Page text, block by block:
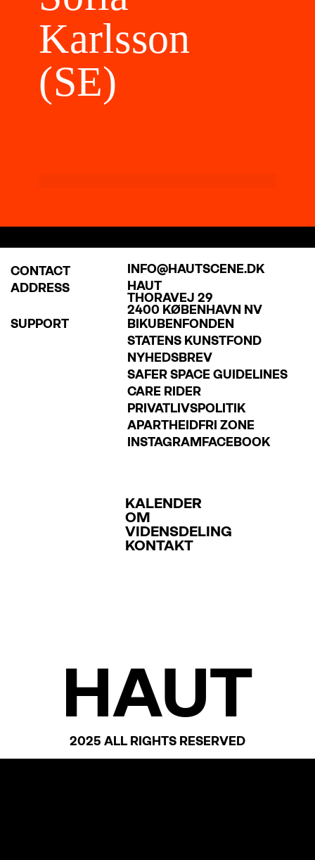
Karlsson
(SE)
KALENDER
OM
VIDENSDELING
KONTAKT
CONTACT
INFO@HAUTSCENE.DK
ADDRESS
HAUT
THORAVEJ 29
2400 KØBENHAVN NV
SUPPORT
BIKUBENFONDEN
STATENS KUNSTFOND
NYHEDSBREV
SAFER SPACE GUIDELINES
CARE RIDER
PRIVATLIVSPOLITIK
APARTHEIDFRI ZONE
INSTAGRAMFACEBOOK
HAUT
2025 ALL RIGHTS RESERVED